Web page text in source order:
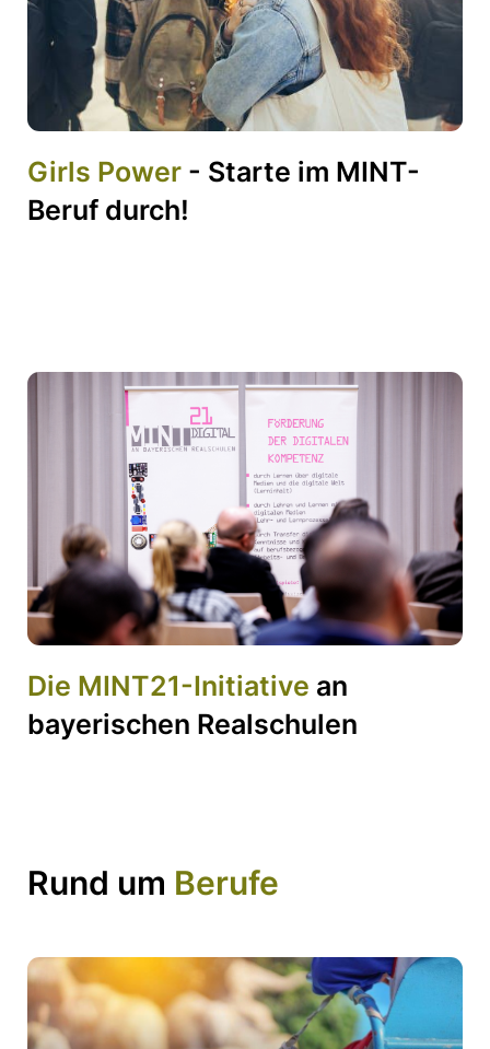
Girls Power - Starte im MINT-
Beruf durch!
Die MINT21-Initiative an
bayerischen Realschulen
Rund um Berufe